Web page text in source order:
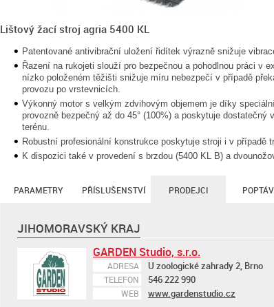
Lištový žací stroj agria 5400 KL
Patentované antivibrační uložení řidítek výrazně snižuje
Řazení na rukojeti slouží pro bezpečnou a pohodlnou práci v
nízko položeném těžišti snižuje míru nebezpečí v případě
provozu po vrstevnicích.
Výkonný motor s velkým zdvihovým objemem je díky
provozně bezpečný až do 45° (100%) a poskytuje
terénu.
Robustní profesionální konstrukce poskytuje stroji i v případě
K dispozici také v provedení s brzdou (5400 KL B) a
PARAMETRY PŘÍSLUŠENSTVÍ PRODEJCI
JIHOMORAVSKÝ KRAJ
GARDEN Studio, s.r.o.
ADRESA U zoologické zahrady 2, Brno
TELEFON 546 222 990
WEB www.gardenstudio.cz